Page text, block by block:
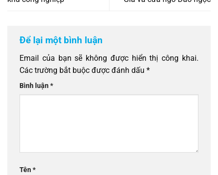
Để lại một bình luận
Email của bạn sẽ không được hiển thị công khai.
Các trường bắt buộc được đánh dấu *
Bình luận*
Tên*